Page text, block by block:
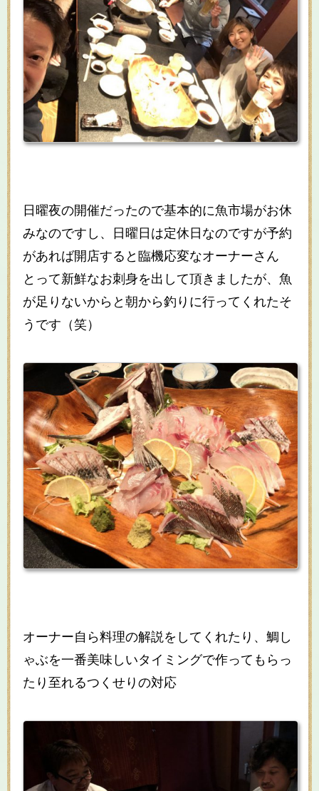
日曜夜の開催だったので基本的に魚市場がお休
みなのですし、日曜日は定休日なのですが予約
があれば開店すると臨機応変なオーナーさん
とって新鮮なお刺身を出して頂きましたが、魚
が足りないからと朝から釣りに行ってくれたそ
うです（笑）
オーナー自ら料理の解説をしてくれたり、鯛し
ゃぶを一番美味しいタイミングで作ってもらっ
たり至れるつくせりの対応